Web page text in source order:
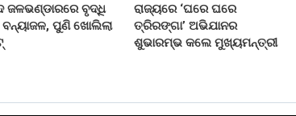
ଜଳଭଣ୍ଡାରରେ ବୃଦ୍ଧି
ବନ୍ୟାଜଳ, ପୁଣି ଖୋଲିଲା
ରାଜ୍ୟରେ ‘ଘରେ ଘରେ
ତ୍ରିରଙ୍ଗା’ ଅଭିଯାନର
ଶୁଭାରମ୍ଭ କଲେ ମୁଖ୍ୟମନ୍ତ୍ରୀ